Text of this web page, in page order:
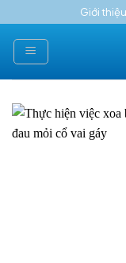
to
content
Giới thiệu